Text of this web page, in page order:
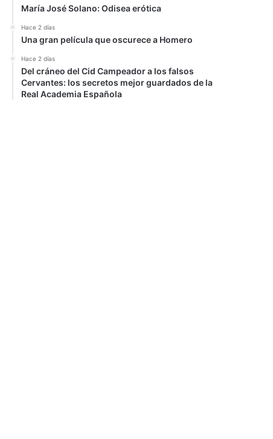
María José Solano: Odisea erótica
Hace 2 días
Una gran película que oscurece a Homero
Hace 2 días
Del cráneo del Cid Campeador a los falsos
Cervantes: los secretos mejor guardados de la
Real Academia Española